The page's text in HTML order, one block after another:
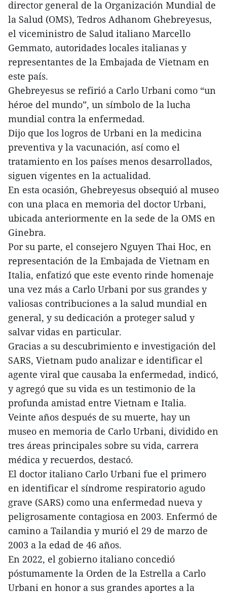
director general de la Organización Mundial de
la Salud (OMS), Tedros Adhanom Ghebreyesus,
el viceministro de Salud italiano Marcello
Gemmato, autoridades locales italianas y
representantes de la Embajada de Vietnam en
este país.
Ghebreyesus se refirió a Carlo Urbani como “un
héroe del mundo”, un símbolo de la lucha
mundial contra la enfermedad.
Dijo que los logros de Urbani en la medicina
preventiva y la vacunación, así como el
tratamiento en los países menos desarrollados,
siguen vigentes en la actualidad.
En esta ocasión, Ghebreyesus obsequió al museo
con una placa en memoria del doctor Urbani,
ubicada anteriormente en la sede de la OMS en
Ginebra.
Por su parte, el consejero Nguyen Thai Hoc, en
representación de la Embajada de Vietnam en
Italia, enfatizó que este evento rinde homenaje
una vez más a Carlo Urbani por sus grandes y
valiosas contribuciones a la salud mundial en
general, y su dedicación a proteger salud y
salvar vidas en particular.
Gracias a su descubrimiento e investigación del
SARS, Vietnam pudo analizar e identificar el
agente viral que causaba la enfermedad, indicó,
y agregó que su vida es un testimonio de la
profunda amistad entre Vietnam e Italia.
Veinte años después de su muerte, hay un
museo en memoria de Carlo Urbani, dividido en
tres áreas principales sobre su vida, carrera
médica y recuerdos, destacó.
El doctor italiano Carlo Urbani fue el primero
en identificar el síndrome respiratorio agudo
grave (SARS) como una enfermedad nueva y
peligrosamente contagiosa en 2003. Enfermó de
camino a Tailandia y murió el 29 de marzo de
2003 a la edad de 46 años.
En 2022, el gobierno italiano concedió
póstumamente la Orden de la Estrella a Carlo
Urbani en honor a sus grandes aportes a la